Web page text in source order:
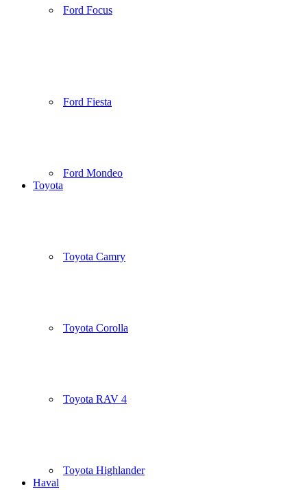
Ford Focus
Ford Fiesta
Ford Mondeo
Toyota
Toyota Camry
Toyota Corolla
Toyota RAV 4
Toyota Highlander
Haval